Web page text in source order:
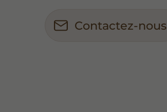
Contactez-nous